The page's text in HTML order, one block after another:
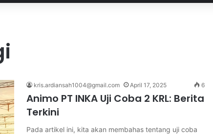
kris.ardiansah1004@gmail.com April 17, 2025 6
Animo PT INKA Uji Coba 2 KRL: Berita
Terkini
Pada artikel ini, kita akan membahas tentang uji coba